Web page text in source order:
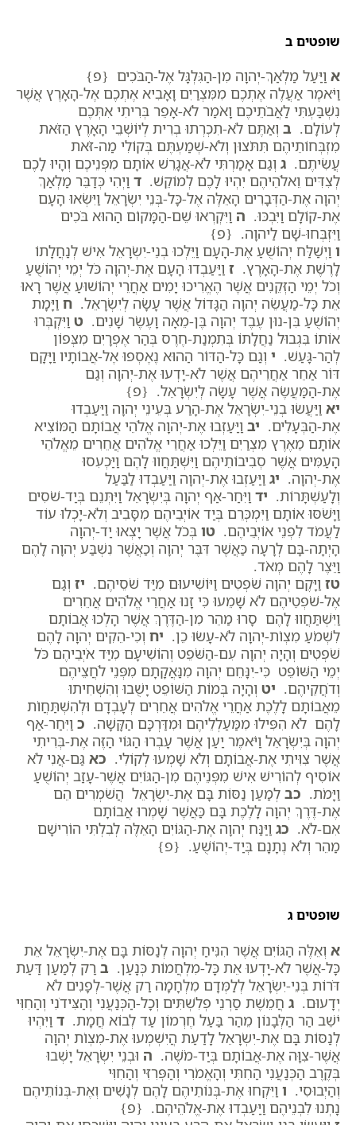
שופטים ב
א וַיַּעַל מַלְאַךְ-יְהוָה מִן-הַגִּלְגָּל אֶל-הַבֹּכִים {פ}
וַיֹּאמֶר אַעֲלֶה אֶתְכֶם מִמִּצְרַיִם וָאָבִיא אֶתְכֶם אֶל-הָאָרֶץ אֲשֶׁר
נִשְׁבַּעְתִּי לַאֲבֹתֵיכֶם וָאֹמַר לֹא-אָפֵר בְּרִיתִי אִתְּכֶם
לְעוֹלָם. ב וְאַתֶּם לֹא-תִכְרְתוּ בְרִית לְיוֹשְׁבֵי הָאָרֶץ הַזֹּאת
מִזְבְּחוֹתֵיהֶם תִּתֹּצוּן וְלֹא-שְׁמַעְתֶּם בְּקוֹלִי מַה-זֹּאת
עֲשִׂיתֶם. ג וְגַם אָמַרְתִּי לֹא-אֲגָרֵשׁ אוֹתָם מִפְּנֵיכֶם וְהָיוּ לָכֶם
לְצִדִּים וֵאלֹהֵיהֶם יִהְיוּ לָכֶם לְמוֹקֵשׁ. ד וַיְהִי כְּדַבֵּר מַלְאַךְ
יְהוָה אֶת-הַדְּבָרִים הָאֵלֶּה אֶל-כָּל-בְּנֵי יִשְׂרָאֵל וַיִּשְׂאוּ הָעָם
אֶת-קוֹלָם וַיִּבְכּוּ. ה וַיִּקְרְאוּ שֵׁם-הַמָּקוֹם הַהוּא בֹּכִים
וַיִּזְבְּחוּ-שָׁם לַיהוָה. {פ}
ו וַיְשַׁלַּח יְהוֹשֻׁעַ אֶת-הָעָם וַיֵּלְכוּ בְנֵי-יִשְׂרָאֵל אִישׁ לְנַחֲלָתוֹ
לָרֶשֶׁת אֶת-הָאָרֶץ. ז וַיַּעַבְדוּ הָעָם אֶת-יְהוָה כֹּל יְמֵי יְהוֹשֻׁעַ
וְכֹל יְמֵי הַזְּקֵנִים אֲשֶׁר הֶאֱרִיכוּ יָמִים אַחֲרֵי יְהוֹשׁוּעַ אֲשֶׁר רָאוּ
אֵת כָּל-מַעֲשֵׂה יְהוָה הַגָּדוֹל אֲשֶׁר עָשָׂה לְיִשְׂרָאֵל. ח וַיָּמָת
יְהוֹשֻׁעַ בִּן-נוּן עֶבֶד יְהוָה בֶּן-מֵאָה וָעֶשֶׂר שָׁנִים. ט וַיִּקְבְּרוּ
אוֹתוֹ בִּגְבוּל נַחֲלָתוֹ בְּתִמְנַת-חֶרֶס בְּהַר אֶפְרָיִם מִצְּפוֹן
לְהַר-גָּעַשׁ. י וְגַם כָּל-הַדּוֹר הַהוּא נֶאֶסְפוּ אֶל-אֲבוֹתָיו וַיָּקָם
דּוֹר אַחֵר אַחֲרֵיהֶם אֲשֶׁר לֹא-יָדְעוּ אֶת-יְהוָה וְגַם
אֶת-הַמַּעֲשֶׂה אֲשֶׁר עָשָׂה לְיִשְׂרָאֵל. {פ}
יא וַיַּעֲשׂוּ בְנֵי-יִשְׂרָאֵל אֶת-הָרַע בְּעֵינֵי יְהוָה וַיַּעַבְדוּ
אֶת-הַבְּעָלִים. יב וַיַּעַזְבוּ אֶת-יְהוָה אֱלֹהֵי אֲבוֹתָם הַמּוֹצִיא
אוֹתָם מֵאֶרֶץ מִצְרַיִם וַיֵּלְכוּ אַחֲרֵי אֱלֹהִים אֲחֵרִים מֵאֱלֹהֵי
הָעַמִּים אֲשֶׁר סְבִיבוֹתֵיהֶם וַיִּשְׁתַּחֲווּ לָהֶם וַיַּכְעִסוּ
אֶת-יְהוָה. יג וַיַּעַזְבוּ אֶת-יְהוָה וַיַּעַבְדוּ לַבַּעַל
וְלָעַשְׁתָּרוֹת. יד וַיִּחַר-אַף יְהוָה בְּיִשְׂרָאֵל וַיִּתְּנֵם בְּיַד-שֹׁסִים
וַיָּשֹׁסּוּ אוֹתָם וַיִּמְכְּרֵם בְּיַד אוֹיְבֵיהֶם מִסָּבִיב וְלֹא-יָכְלוּ עוֹד
לַעֲמֹד לִפְנֵי אוֹיְבֵיהֶם. טו בְּכֹל אֲשֶׁר יָצְאוּ יַד-יְהוָה
הָיְתָה-בָּם לְרָעָה כַּאֲשֶׁר דִּבֶּר יְהוָה וְכַאֲשֶׁר נִשְׁבַּע יְהוָה לָהֶם
וַיֵּצֶר לָהֶם מְאֹד.
טז וַיָּקֶם יְהוָה שֹׁפְטִים וַיּוֹשִׁיעוּם מִיַּד שֹׁסֵיהֶם. יז וְגַם
אֶל-שֹׁפְטֵיהֶם לֹא שָׁמֵעוּ כִּי זָנוּ אַחֲרֵי אֱלֹהִים אֲחֵרִים
וַיִּשְׁתַּחֲווּ לָהֶם סָרוּ מַהֵר מִן-הַדֶּרֶךְ אֲשֶׁר הָלְכוּ אֲבוֹתָם
לִשְׁמֹעַ מִצְו‍ֹת-יְהוָה לֹא-עָשׂוּ כֵן. יח וְכִי-הֵקִים יְהוָה לָהֶם
שֹׁפְטִים וְהָיָה יְהוָה עִם-הַשֹּׁפֵט וְהוֹשִׁיעָם מִיַּד אֹיְבֵיהֶם כֹּל
יְמֵי הַשּׁוֹפֵט כִּי-יִנָּחֵם יְהוָה מִנַּאֲקָתָם מִפְּנֵי לֹחֲצֵיהֶם
וְדֹחֲקֵיהֶם. יט וְהָיָה בְּמוֹת הַשּׁוֹפֵט יָשֻׁבוּ וְהִשְׁחִיתוּ
מֵאֲבוֹתָם לָלֶכֶת אַחֲרֵי אֱלֹהִים אֲחֵרִים לְעָבְדָם וּלְהִשְׁתַּחֲו‍ֹת
לָהֶם לֹא הִפִּילוּ מִמַּעַלְלֵיהֶם וּמִדַּרְכָּם הַקָּשָׁה. כ וַיִּחַר-אַף
יְהוָה בְּיִשְׂרָאֵל וַיֹּאמֶר יַעַן אֲשֶׁר עָבְרוּ הַגּוֹי הַזֶּה אֶת-בְּרִיתִי
אֲשֶׁר צִוִּיתִי אֶת-אֲבוֹתָם וְלֹא שָׁמְעוּ לְקוֹלִי. כא גַּם-אֲנִי לֹא
אוֹסִיף לְהוֹרִישׁ אִישׁ מִפְּנֵיהֶם מִן-הַגּוֹיִם אֲשֶׁר-עָזַב יְהוֹשֻׁעַ
וַיָּמֹת. כב לְמַעַן נַסּוֹת בָּם אֶת-יִשְׂרָאֵל הֲשֹׁמְרִים הֵם
אֶת-דֶּרֶךְ יְהוָה לָלֶכֶת בָּם כַּאֲשֶׁר שָׁמְרוּ אֲבוֹתָם
אִם-לֹא. כג וַיַּנַּח יְהוָה אֶת-הַגּוֹיִם הָאֵלֶּה לְבִלְתִּי הוֹרִישָׁם
מַהֵר וְלֹא נְתָנָם בְּיַד-יְהוֹשֻׁעַ. {פ}
שופטים ג
א וְאֵלֶּה הַגּוֹיִם אֲשֶׁר הִנִּיחַ יְהוָה לְנַסּוֹת בָּם אֶת-יִשְׂרָאֵל אֵת
כָּל-אֲשֶׁר לֹא-יָדְעוּ אֵת כָּל-מִלְחֲמוֹת כְּנָעַן. ב רַק לְמַעַן דַּעַת
דֹּרוֹת בְּנֵי-יִשְׂרָאֵל לְלַמְּדָם מִלְחָמָה רַק אֲשֶׁר-לְפָנִים לֹא
יְדָעוּם. ג חֲמֵשֶׁת סַרְנֵי פְלִשְׁתִּים וְכָל-הַכְּנַעֲנִי וְהַצִּידֹנִי וְהַחִוִּי
יֹשֵׁב הַר הַלְּבָנוֹן מֵהַר בַּעַל חֶרְמוֹן עַד לְבוֹא חֲמָת. ד וַיִּהְיוּ
לְנַסּוֹת בָּם אֶת-יִשְׂרָאֵל לָדַעַת הֲיִשְׁמְעוּ אֶת-מִצְו‍ֹת יְהוָה
אֲשֶׁר-צִוָּה אֶת-אֲבוֹתָם בְּיַד-מֹשֶׁה. ה וּבְנֵי יִשְׂרָאֵל יָשְׁבוּ
בְּקֶרֶב הַכְּנַעֲנִי הַחִתִּי וְהָאֱמֹרִי וְהַפְּרִזִּי וְהַחִוִּי
וְהַיְבוּסִי. ו וַיִּקְחוּ אֶת-בְּנוֹתֵיהֶם לָהֶם לְנָשִׁים וְאֶת-בְּנוֹתֵיהֶם
נָתְנוּ לִבְנֵיהֶם וַיַּעַבְדוּ אֶת-אֱלֹהֵיהֶם. {פ}